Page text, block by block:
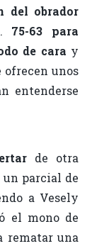
del obrador
75-63 para
de cara y
ofrecen unos
entenderse
de otra
un parcial de
a Vesely
el mono de
rematar una